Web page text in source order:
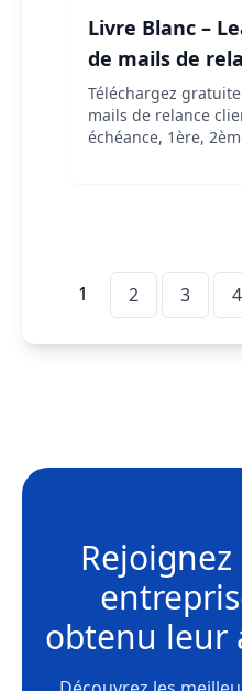
Livre Blanc –
de mails de
Téléchargez
mails de relance
échéance, 1ère,
1 2 3 4
Rejoignez
obtenu leur